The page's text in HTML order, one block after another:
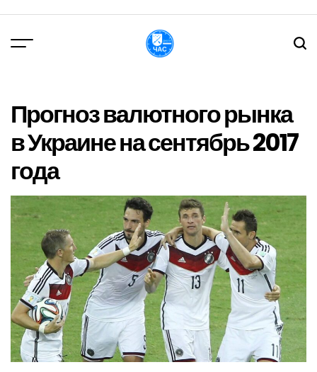
вмісту
Прогноз валютного рынка
в Украине на сентябрь 2017
года